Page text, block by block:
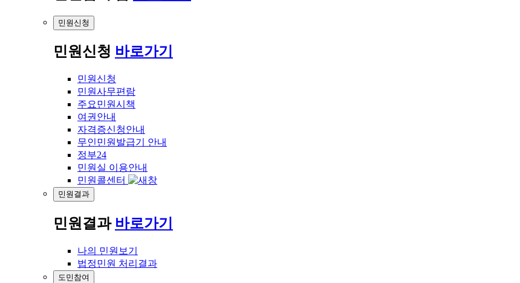
민원신청
민원신청 바로가기
민원신청
민원사무편람
주요민원시책
여권안내
자격증신청안내
무인민원발급기 안내
정부24
민원실 이용안내
민원콜센터
민원결과
민원결과 바로가기
나의 민원보기
법정민원 처리결과
도민참여